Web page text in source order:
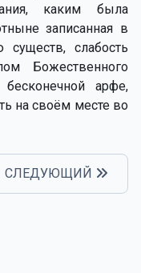
каким была
записанная в
слабость
Божественного
арфе,
на своём месте во
СЛЕДУЮЩИЙ